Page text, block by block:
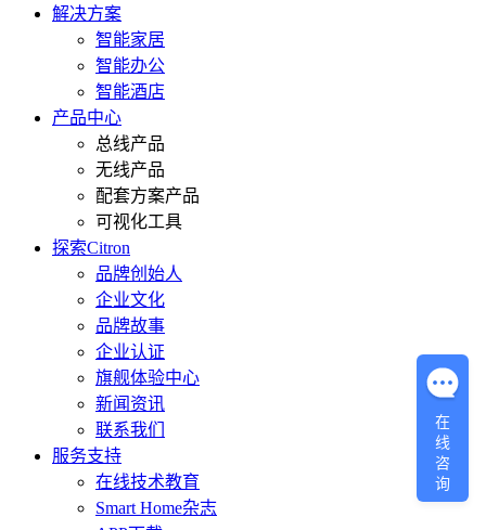
解决方案
智能家居
智能办公
智能酒店
产品中心
总线产品
无线产品
配套方案产品
可视化工具
探索Citron
品牌创始人
企业文化
品牌故事
企业认证
旗舰体验中心
新闻资讯
联系我们
服务支持
在线技术教育
Smart Home杂志
在
线
咨
询